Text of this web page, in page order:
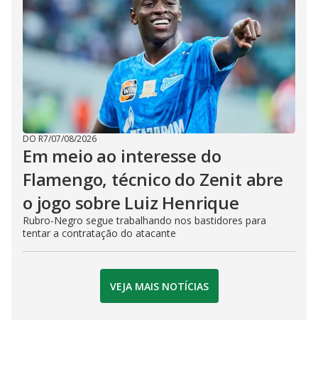
DO R7/07/08/2026
Em meio ao interesse do
Flamengo, técnico do Zenit abre
o jogo sobre Luiz Henrique
Rubro-Negro segue trabalhando nos bastidores para
tentar a contratação do atacante
VEJA MAIS NOTÍCIAS